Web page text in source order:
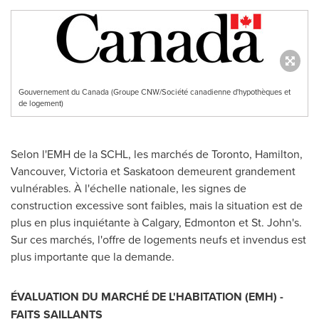
Gouvernement du Canada (Groupe CNW/Société canadienne d'hypothèques et
de logement)
Selon l'EMH de la SCHL, les marchés deToronto, Hamilton,
Vancouver, VictoriaetSaskatoon demeurent grandement
vulnérables. À l'échelle nationale, les signes de
construction excessive sont faibles, mais la situation est de
plus en plus inquiétante àCalgary, Edmonton etSt. John's.
Sur ces marchés, l'offre de logements neufs et invendus est
plus importante que la demande.
ÉVALUATION DU MARCHÉ DE L'HABITATION (EMH) -
FAITS SAILLANTS